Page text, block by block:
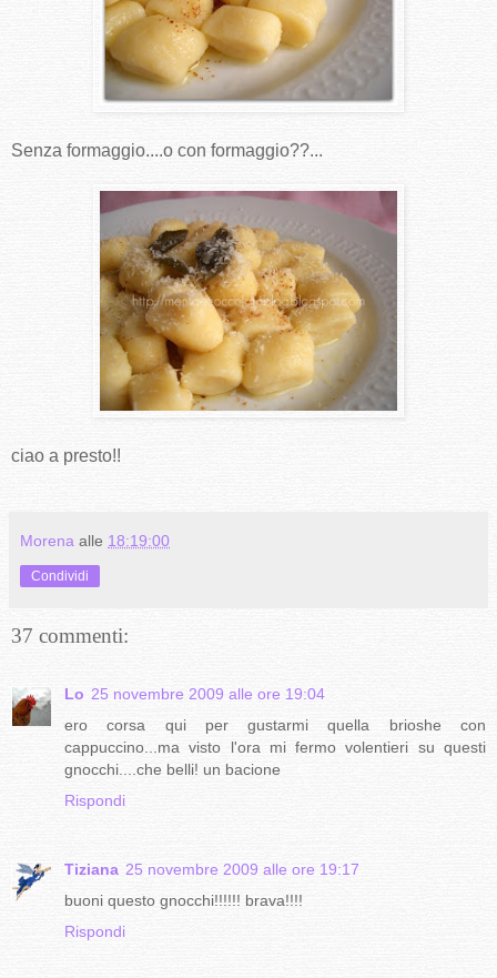
Senza formaggio....o con formaggio??...
ciao a presto!!
Morena alle 18:19:00
Condividi
37 commenti:
Lo 25 novembre 2009 alle ore 19:04
ero corsa qui per gustarmi quella brioshe con
cappuccino...ma visto l'ora mi fermo volentieri su questi
gnocchi....che belli! un bacione
Rispondi
Tiziana 25 novembre 2009 alle ore 19:17
buoni questo gnocchi!!!!!! brava!!!!
Rispondi